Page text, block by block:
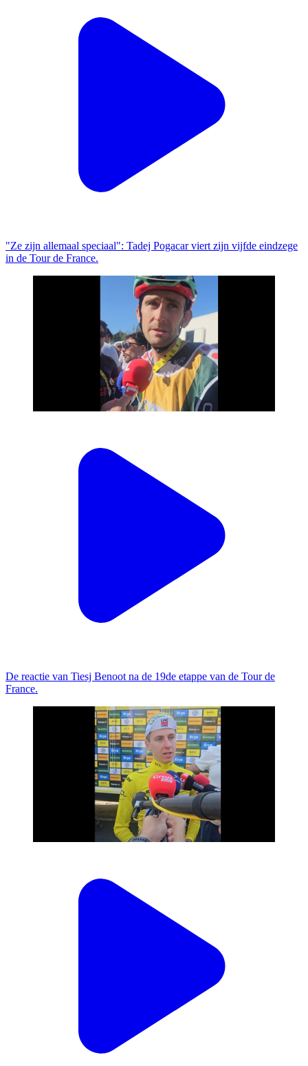
"Ze zijn allemaal speciaal": Tadej Pogacar viert zijn vijfde eindzege
in de Tour de France.
De reactie van Tiesj Benoot na de 19de etappe van de Tour de
France.